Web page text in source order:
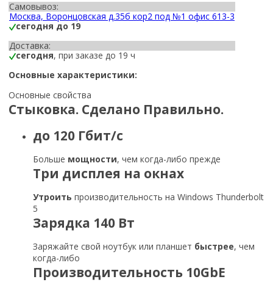
Самовывоз:
Москва, Воронцовская д.35б кор2 под №1 офис 613-3
сегодня до 19
Доставка:
сегодня, при заказе до 19 ч
Основные характеристики:
Основные свойства
Стыковка. Сделано Правильно.
до 120 Гбит/с
Больше мощности, чем когда-либо прежде
Три дисплея на окнах
Утроить производительность на Windows Thunderbolt
5
Зарядка 140 Вт
Заряжайте свой ноутбук или планшет быстрее, чем
когда-либо
Производительность 10GbE